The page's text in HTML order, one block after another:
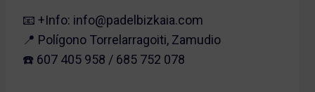
📧 +Info: info@padelbizkaia.com
📍 Polígono Torrelarragoiti, Zamudio
☎️ 607 405 958 / 685 752 078